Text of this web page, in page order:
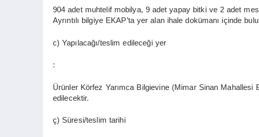
904 adet muhtelif mobilya, 9 adet yapay bitki ve 2 adet
Ayrıntılı bilgiye EKAP’ta yer alan ihale dokümanı içinde
c) Yapılacağı/teslim edileceği yer
:
Ürünler Körfez Yarımca Bilgievine (Mimar Sinan
edilecektir.
ç) Süresi/teslim tarihi